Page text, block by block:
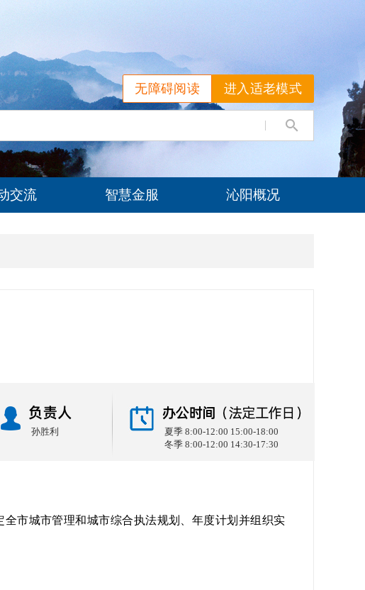
进入适老模式
无障碍阅读
交流 智慧金服 沁阳概况
孙胜利
夏季 8:00-12:00 15:00-18:00
冬季 8:00-12:00 14:30-17:30
市城市管理和城市综合执法规划、年度计划并组织实